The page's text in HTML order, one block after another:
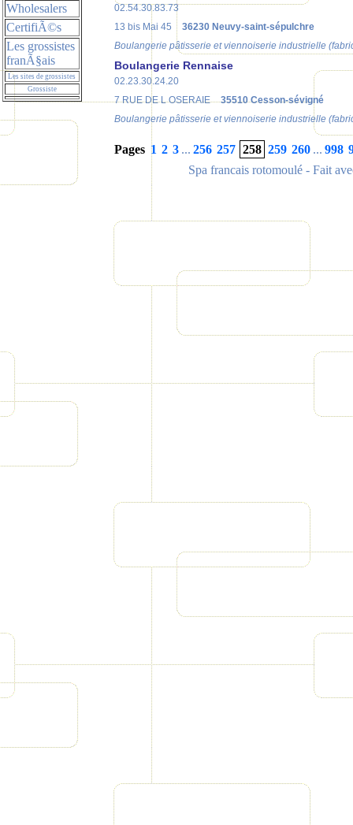
Wholesalers
CertifiÃ©s
Les grossistes
franÃ§ais
Les sites de grossistes
Grossiste
02.54.30.83.73
13 bis Mai 45
36230 Neuvy-saint-sépulchre
Boulangerie pâtisserie et viennoiserie industrielle
Boulangerie Rennaise
02.23.30.24.20
7 RUE DE L OSERAIE
35510 Cesson-sévigné
Boulangerie pâtisserie et viennoiserie industrielle
Pages 1 2 3 ... 256 257 258 259 260 ... 998
Spa francais rotomoulé - Fait